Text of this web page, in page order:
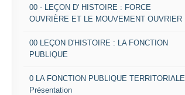
00 - LEÇON D' HISTOIRE : FORCE
OUVRIÈRE ET LE MOUVEMENT OUVRIER
00 LEÇON D'HISTOIRE : LA FONCTION
PUBLIQUE
0 LA FONCTION PUBLIQUE TERRITORIALE
Présentation